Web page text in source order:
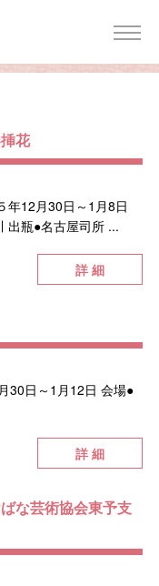
花
12月30日～1月8日
瓶●名古屋司所 ...
詳 細
30日～1月12日 会場●
詳 細
な芸術協会東予支